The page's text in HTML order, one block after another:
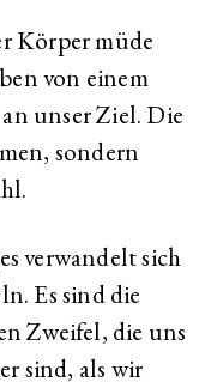
Körper müde
von einem
unser Ziel. Die
sondern
verwandelt sich
Es sind die
Zweifel, die uns
sind, als wir